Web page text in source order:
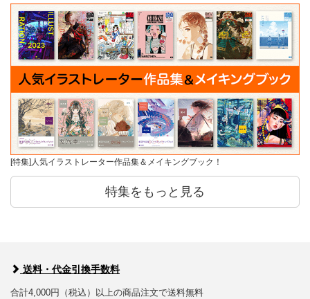
[特集]人気イラストレーター作品集＆メイキングブック！
特集をもっと見る
送料・代金引換手数料
合計4,000円（税込）以上の商品注文で送料無料